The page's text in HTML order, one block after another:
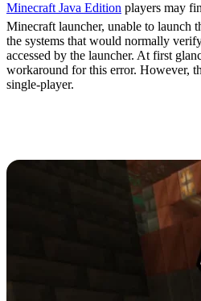
Minecraft Java Edition players may
Minecraft launcher, unable to launch
the systems that would normally
accessed by the launcher. At first
workaround for this error. However,
single-player.